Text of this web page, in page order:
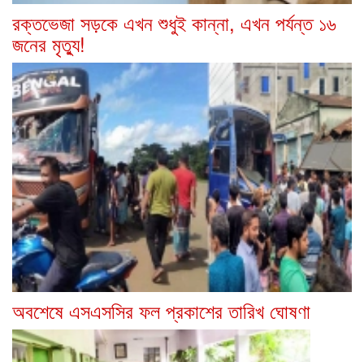
রক্তভেজা সড়কে এখন শুধুই কান্না, এখন পর্যন্ত ১৬
জনের মৃত্যু!
অবশেষে এসএসসির ফল প্রকাশের তারিখ ঘোষণা